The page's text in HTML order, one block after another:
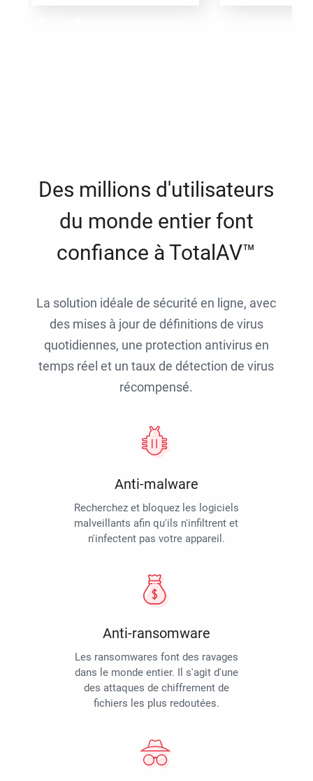
Des millions d'utilisateurs
du monde entier font
confiance à TotalAV™
La solution idéale de sécurité en ligne, avec
des mises à jour de définitions de virus
quotidiennes, une protection antivirus en
temps réel et un taux de détection de virus
récompensé.
Anti-malware
Recherchez et bloquez les logiciels
malveillants afin qu'ils n'infiltrent et
n'infectent pas votre appareil.
Anti-ransomware
Les ransomwares font des ravages
dans le monde entier. Il s'agit d'une
des attaques de chiffrement de
fichiers les plus redoutées.